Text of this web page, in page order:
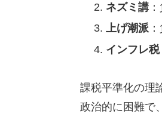
ネズミ講
上げ潮派
インフレ税
課税平準化の理
政治的に困難で